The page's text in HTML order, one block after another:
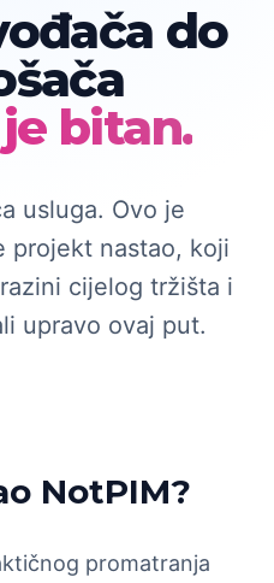
do
bitan.
usluga. Ovo je
projekt nastao, koji
cijelog tržišta i
upravo ovaj put.
NotPIM?
promatranja